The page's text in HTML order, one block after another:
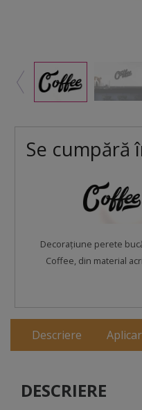
Se cumpără
Decoraţiune perete
Coffee, din material
Descriere
DESCRIERE